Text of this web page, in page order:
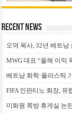
Recent News
오덕 목사, 32년 베트남
MWG 대표 “올해 이익
베트남 화학·플라스틱
FIFA 인판티노 회장, 유
미화원 쪽방 휴게실 논